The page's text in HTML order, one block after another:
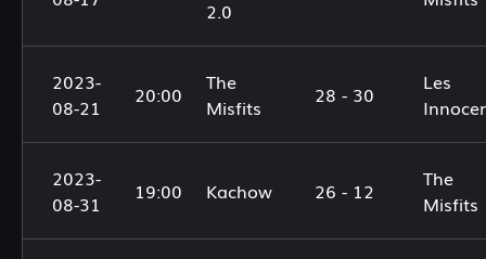
2.0
2023-
08-21
20:00
The
Misfits
28 - 30
Les
2023-
08-31
19:00 Kachow 26 - 12
The
Misfits